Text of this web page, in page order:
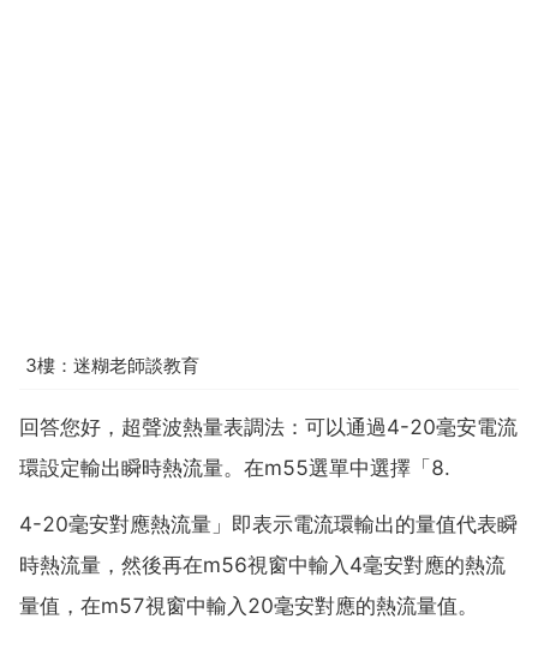
3樓：迷糊老師談教育
回答您好，超聲波熱量表調法：可以通過4-20毫安電流
環設定輸出瞬時熱流量。在m55選單中選擇「8.
4-20毫安對應熱流量」即表示電流環輸出的量值代表瞬
時熱流量，然後再在m56視窗中輸入4毫安對應的熱流
量值，在m57視窗中輸入20毫安對應的熱流量值。